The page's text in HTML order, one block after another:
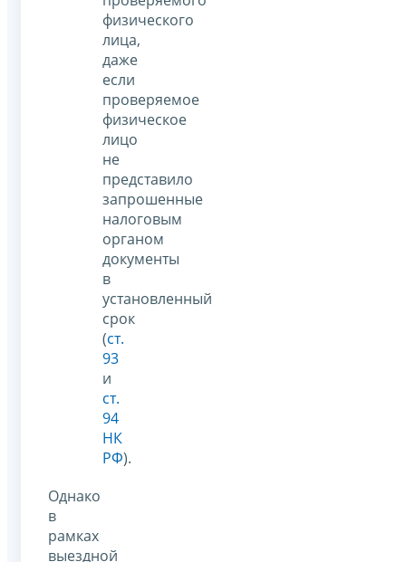
физического
лица,
даже
если
проверяемое
физическое
лицо
не
представило
запрошенные
налоговым
органом
документы
в
установленный
срок
(ст.
93
и
ст.
94
НК
РФ).
Однако
в
рамках
выездной